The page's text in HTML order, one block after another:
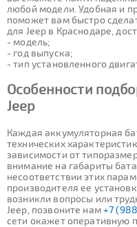
любой модели. Удобная и
поможет вам быстро
для Jeep в Краснодаре,
- модель;
- год выпуска;
- тип установленного
Особенности
Jeep
Каждая аккумуляторная
технических
зависимости от
внимание на габариты
несоответствии этих
производителя ее
возникли вопросы или
Jeep, позвоните нам+7
сети окажет оперативную